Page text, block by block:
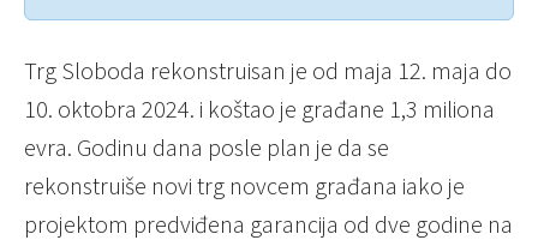
Trg Sloboda rekonstruisan je od maja 12. maja do
10. oktobra 2024. i koštao je građane 1,3 miliona
evra. Godinu dana posle plan je da se
rekonstruiše novi trg novcem građana iako je
projektom predviđena garancija od dve godine na